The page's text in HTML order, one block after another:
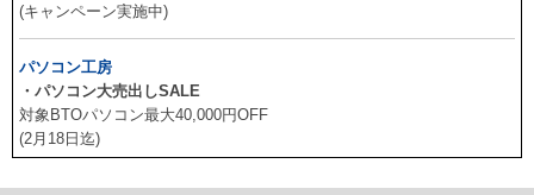
(キャンペーン実施中)
パソコン工房
・パソコン大売出しSALE
対象BTOパソコン最大40,000円OFF
(2月18日迄)